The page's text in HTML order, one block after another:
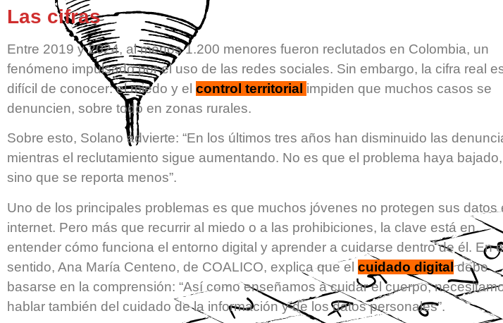
Las cifras
Entre 2019 y 2024, al menos 1.200 menores fueron reclutados en Colombia, un
fenómeno impulsado por el uso de las redes sociales. Sin embargo, la cifra real
difícil de conocer: el miedo y el control territorial impiden que muchos casos se
denuncien, sobre todo en zonas rurales.
Sobre esto, Solano advierte: “En los últimos tres años han disminuido las
mientras el reclutamiento sigue aumentando. No es que el problema haya bajado,
sino que se reporta menos”.
Uno de los principales problemas es que muchos jóvenes no protegen sus datos
internet. Pero más que recurrir al miedo o a las prohibiciones, la clave está en
entender cómo funciona el entorno digital y aprender a cuidarse dentro de él. En
sentido, Ana María Centeno, de COALICO, explica que el cuidado digital debe
basarse en la comprensión: “Así como enseñamos a cuidar el cuerpo,
hablar también del cuidado de la información y de los datos personales”.